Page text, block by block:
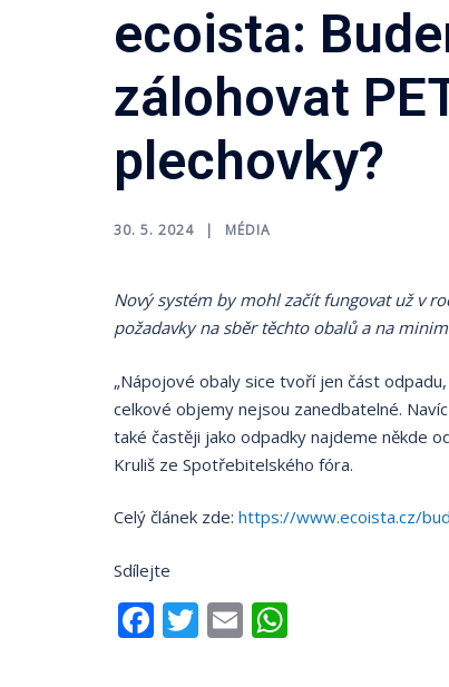
ecoista:
zálohovat
plechovky?
30. 5. 2024 MÉDIA
Nový systém by mohl začít fungovat už v
požadavky na sběr těchto obalů a na
„Nápojové obaly sice tvoří jen část
celkové objemy nejsou zanedbatelné.
také častěji jako odpadky najdeme někde
Kruliš ze Spotřebitelského fóra.
Celý článek zde: https://www.ecoista.cz/
Sdílejte
Facebook
Twitter
Email